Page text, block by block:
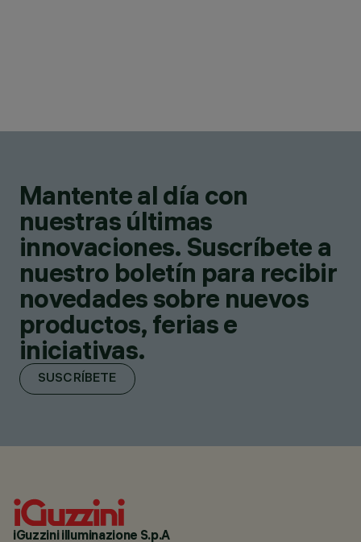
Mantente al día con
nuestras últimas
innovaciones. Suscríbete a
nuestro boletín para recibir
novedades sobre nuevos
productos, ferias e
iniciativas.
SUSCRÍBETE
iGuzzini illuminazione S.p.A